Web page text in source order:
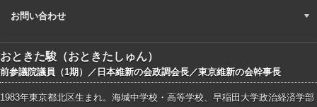
お問い合わせ
おときた駿（おときたしゅん）
前参議院議員（1期）／日本維新の会政調会長／東京維新の会幹事長
1983年東京都北区生まれ。海城中学校・高等学校、早稲田大学政治経済学部